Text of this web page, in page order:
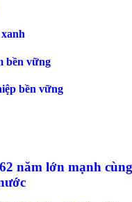
bền vững
bền vững
năm lớn mạnh